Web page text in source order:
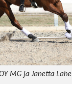
MG ja Janetta Lahe